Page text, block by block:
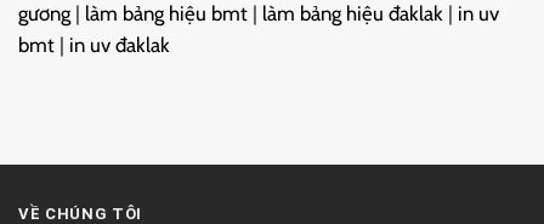
gương | làm bảng hiệu bmt | làm bảng hiệu đaklak | in uv
bmt | in uv đaklak
VỀ CHÚNG TÔI